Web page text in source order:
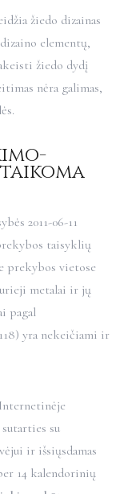
žiedo dizainas
elementų,
žiedo dydį
nėra galimas,
2011-06-11
taisyklių
prekybos vietose
metalai ir jų
pagal
yra nekeičiami ir
su
ir išsiųsdamas
14 kalendorinių